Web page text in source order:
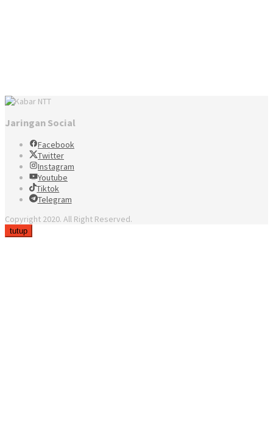
Jaringan Social
Facebook
Twitter
Instagram
Youtube
Tiktok
Telegram
Copyright 2020. All Right Reserved.
tutup